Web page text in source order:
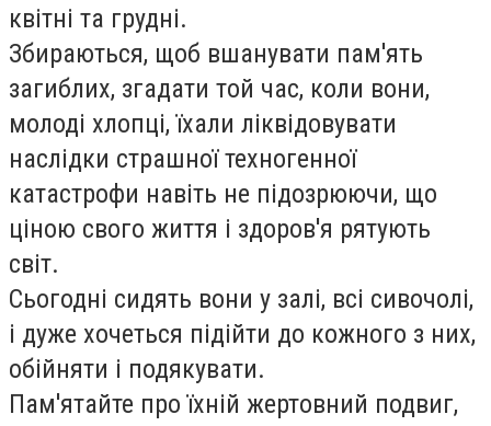
квітні та грудні.
Збираються, щоб вшанувати пам'ять
загиблих, згадати той час, коли вони,
молоді хлопці, їхали ліквідовувати
наслідки страшної техногенної
катастрофи навіть не підозрюючи, що
ціною свого життя і здоров'я рятують
світ.
Сьогодні сидять вони у залі, всі сивочолі,
і дуже хочеться підійти до кожного з них,
обійняти і подякувати.
Пам'ятайте про їхній жертовний подвиг,